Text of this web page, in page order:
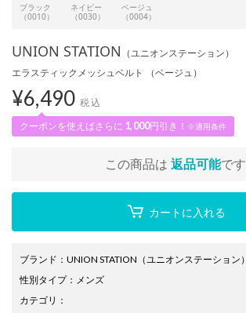
ブラック
（0010）
ネイビー
（0030）
ベージュ
（0004）
UNION STATION （ユニオンステーション）
エラスティックメッシュベルト （ベージュ）
¥6,490 税込
クーポンを使えばさらに 1,000円引き！ ※適用条件
この商品は 返品可能です
カートに入れる
ブランド ： UNION STATION （ユニオンステーション）
性別タイプ： メンズ
カテゴリ ：